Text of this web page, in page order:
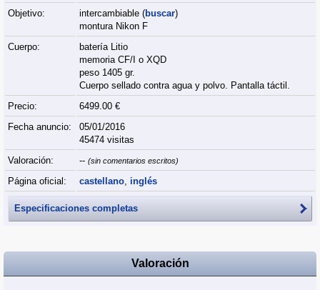
Objetivo:
intercambiable (buscar)
montura Nikon F
Cuerpo:
batería Litio
memoria CF/I o XQD
peso 1405 gr.
Cuerpo sellado contra agua y polvo. Pantalla táctil.
Precio:
6499.00 €
Fecha anuncio:
05/01/2016
45474 visitas
Valoración:
-- (sin comentarios escritos)
Página oficial: castellano, inglés
Especificaciones completas
Valoración